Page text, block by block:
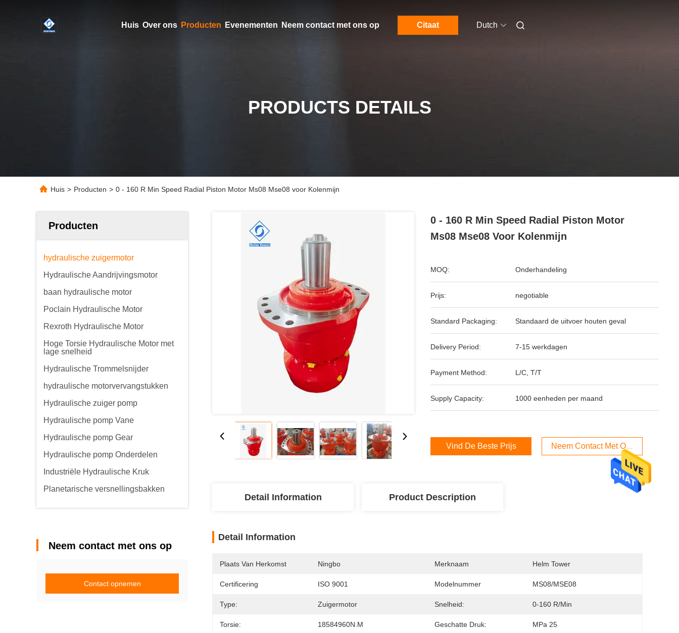
Huis Over ons Producten Evenementen Neem contact met ons op Citaat Dutch
PRODUCTS DETAILS
Huis > Producten > 0 - 160 R Min Speed Radial Piston Motor Ms08 Mse08 voor Kolenmijn
Producten
hydraulische zuigermotor
Hydraulische Aandrijvingsmotor
baan hydraulische motor
Poclain Hydraulische Motor
Rexroth Hydraulische Motor
Hoge Torsie Hydraulische Motor met
lage snelheid
Hydraulische Trommelsnijder
hydraulische motorvervangstukken
Hydraulische zuiger pomp
Hydraulische pomp Vane
Hydraulische pomp Gear
Hydraulische pomp Onderdelen
Industriële Hydraulische Kruk
Planetarische versnellingsbakken
Neem contact met ons op
Contact opnemen
0 - 160 R Min Speed Radial Piston Motor
Ms08 Mse08 Voor Kolenmijn
MOQ: Onderhandeling
Prijs: negotiable
Standard Packaging: Standaard de uitvoer houten geval
Delivery Period: 7-15 werkdagen
Payment Method: L/C, T/T
Supply Capacity: 1000 eenheden per maand
Vind De Beste Prijs Neem Contact Met Ons Op
Detail Information Product Description
Detail Information
Plaats Van Herkomst Ningbo Merknaam Helm Tower
Certificering ISO 9001 Modelnummer MS08/MSE08
Type: Zuigermotor Snelheid: 0-160 R/min
Torsie: 18584960N.m Geschatte Druk: MPa 25